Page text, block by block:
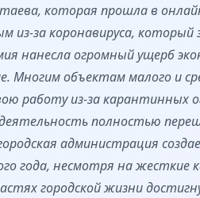
которая прошла в
из-за коронавируса,
нанесла огромный ущерб
Многим объектам малого и
работу из-за карантинных
полностью
администрация
года, несмотря на жесткие
городской жизни